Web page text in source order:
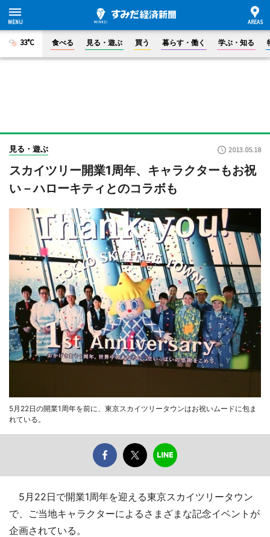
33°C 食べる 見る・遊ぶ 買う 暮らす・働く 学ぶ・知る
見る・遊ぶ 2013.05.18
スカイツリー開業1周年、キャラクターもお祝
い－ハローキティとのコラボも
5月22日の開業1周年を前に、東京スカイツリータウンはお祝いムードに包ま
れている。
5月22日で開業1周年を迎える東京スカイツリータウン
で、ご当地キャラクターによるさまざまな記念イベントが
企画されている。